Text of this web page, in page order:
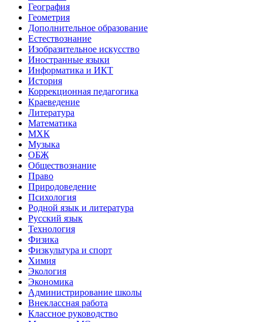
География
Геометрия
Дополнительное образование
Естествознание
Изобразительное искусство
Иностранные языки
Информатика и ИКТ
История
Коррекционная педагогика
Краеведение
Литература
Математика
МХК
Музыка
ОБЖ
Обществознание
Право
Природоведение
Психология
Родной язык и литература
Русский язык
Технология
Физика
Физкультура и спорт
Химия
Экология
Экономика
Администрирование школы
Внеклассная работа
Классное руководство